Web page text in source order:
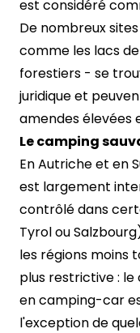
est considéré
De nombreux
comme les lacs
forestiers - se
juridique et
amendes élevées
Le camping
En Autriche et en
est largement
contrôlé dans
Tyrol ou
les régions moins
plus restrictive :
en camping-car
l'exception de